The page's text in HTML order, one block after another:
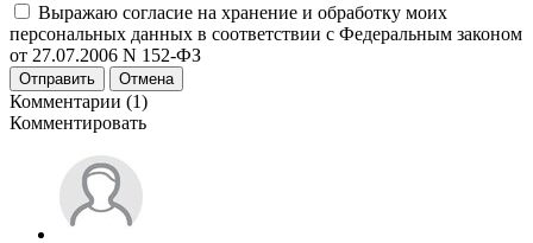
Выражаю согласие на хранение и обработку моих
персональных данных в соответствии с Федеральным законом
от 27.07.2006 N 152-ФЗ
Отправить Отмена
Комментарии (1)
Комментировать